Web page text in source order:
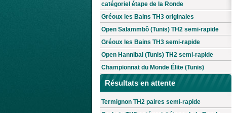
catégoriel étape de la Ronde
Gréoux les Bains TH3 originales
Open Salammbô (Tunis) TH2 semi-rapide
Gréoux les Bains TH3 semi-rapide
Open Hannibal (Tunis) TH2 semi-rapide
Championnat du Monde Élite (Tunis)
Résultats en attente
Termignon TH2 paires semi-rapide